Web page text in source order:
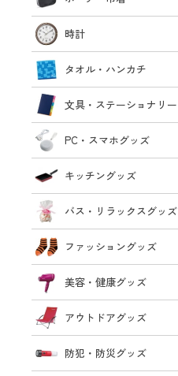
時計
タオル・ハンカチ
文具・ステーショナリー
PC・スマホグッズ
キッチングッズ
バス・リラックスグッズ
ファッショングッズ
美容・健康グッズ
アウトドアグッズ
防犯・防災グッズ